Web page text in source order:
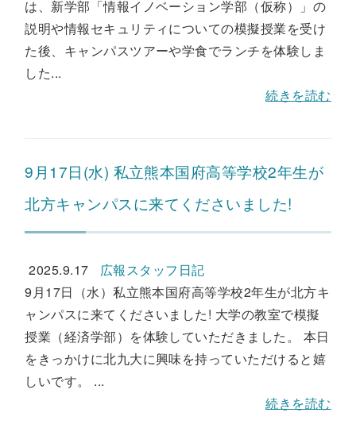
は、新学部「情報イノベーション学部（仮称）」の
説明や情報セキュリティについての模擬授業を受け
た後、キャンパスツアーや学食でランチを体験しま
した...
続きを読む
9月17日(水) 私立熊本国府高等学校2年生が
北方キャンパスに来てくださいました!
2025.9.17
広報スタッフ日記
9月17日（水）私立熊本国府高等学校2年生が北方キ
ャンパスに来てくださいました! 大学の教室で模擬
授業（経済学部）を体験していただきました。 本日
をきっかけに北九大に興味を持っていただけると嬉
しいです。 ...
続きを読む